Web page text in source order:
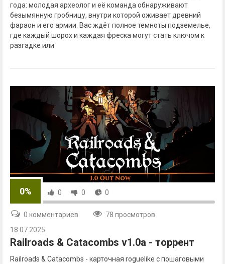
года: молодая археолог и её команда обнаруживают
безымянную гробницу, внутри которой оживает древний
фараон и его армии. Вас ждёт полное темноты подземелье,
где каждый шорох и каждая фреска могут стать ключом к
разгадке или
0% 0 0 0
0 комментариев
78 просмотров
18.07.2025
Railroads & Catacombs v1.0a - торрент
Railroads & Catacombs - карточная roguelike с пошаговыми